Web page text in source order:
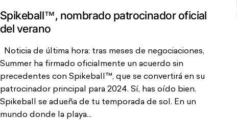
Spikeball™, nombrado patrocinador oficial
del verano
Noticia de última hora: tras meses de negociaciones,
Summer ha firmado oficialmente un acuerdo sin
precedentes con Spikeball™, que se convertirá en su
patrocinador principal para 2024. Sí, has oído bien.
Spikeball se adueña de tu temporada de sol. En un
mundo donde la playa...